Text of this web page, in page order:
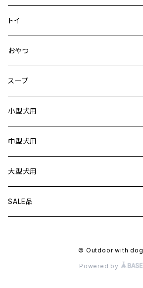
その他
カーシートアタッチメント
クリック
ドライブシートカバー
ドライブボックス
トイ
おやつ
犬用
猫用
スープ
犬用
猫用
小型犬用
リード
首輪
ハーネス
中型犬用
リード
首輪
大型犬用
リード
SALE品
© Outdoor with dog
Powered by